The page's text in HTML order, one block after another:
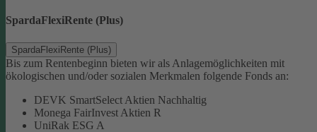
SpardaFlexiRente (Plus)
SpardaFlexiRente (Plus)
Bis zum Rentenbeginn bieten wir als Anlagemöglichkeiten mit
ökologischen und/oder sozialen Merkmalen folgende Fonds an:
DEVK SmartSelect Aktien Nachhaltig
Monega FairInvest Aktien R
UniRak ESG A